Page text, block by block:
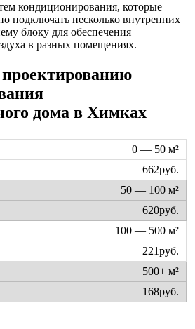
кондиционирования, которые
подключать несколько внутренних
блоку для обеспечения
в разных помещениях.
дома в Химках
0 — 50 м²
662руб.
50 — 100 м²
620руб.
100 — 500 м²
221руб.
500+ м²
168руб.